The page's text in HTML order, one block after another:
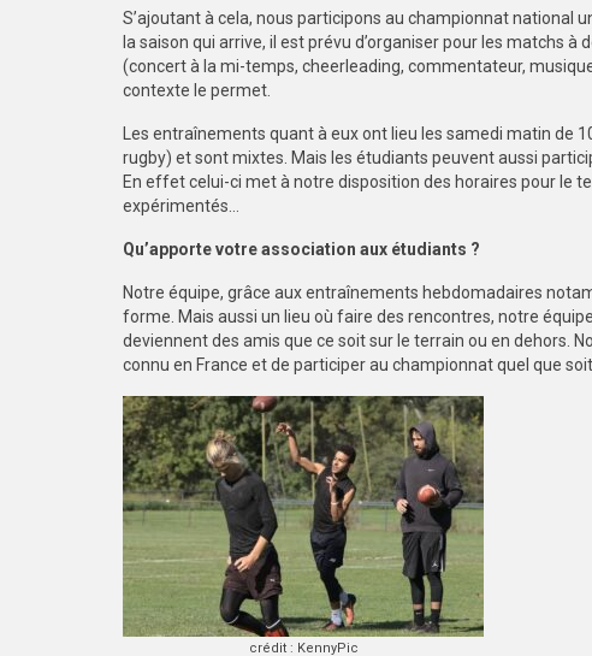
S’ajoutant à cela, nous participons au championnat national
la saison qui arrive, il est prévu d’organiser pour les matchs
(concert à la mi-temps, cheerleading, commentateur,
contexte le permet.
Les entraînements quant à eux ont lieu les samedi matin de
rugby) et sont mixtes. Mais les étudiants peuvent aussi
En effet celui-ci met à notre disposition des horaires pour le
expérimentés…
Qu’apporte votre association aux étudiants ?
Notre équipe, grâce aux entraînements hebdomadaires
forme. Mais aussi un lieu où faire des rencontres, notre
deviennent des amis que ce soit sur le terrain ou en dehors.
connu en France et de participer au championnat quel que
crédit : KennyPic